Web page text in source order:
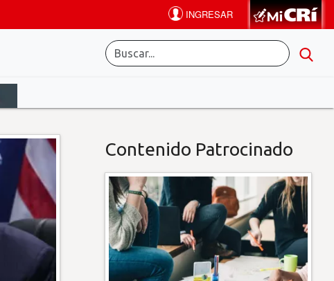
Contenido Patrocinado